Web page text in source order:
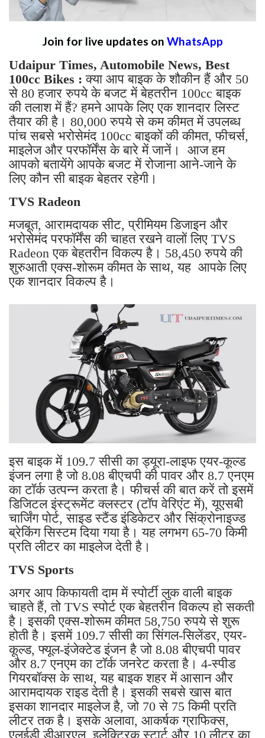
Join for live updates on WhatsApp
Udaipur Times, Automobile News, Best
100cc Bikes :क्या आप बाइक के शौकीन हैं और 50
से 80 हजार रुपये के बजट में बेहतरीन 100cc बाइक
की तलाश में हैं? हमने आपके लिए एक शानदार लिस्ट
तैयार की है। 80,000 रुपये से कम कीमत में उपलब्ध
पांच सबसे भरोसेमंद 100cc बाइकों की कीमत, फीचर्स,
माइलेज और परफॉर्मेंस के बारे में जानें। आज हम
आपको बतायेंगे आपके बजट में रोजाना आने-जाने के
लिए कौन सी बाइक बेहतर रहेगी।
TVS Radeon
मजबूत, आरामदायक सीट, प्रीमियम डिजाइन और
भरोसेमंद परफॉर्मेंस की चाहत रखने वालों लिए TVS
Radeon एक बेहतरीन विकल्प है। 58,450 रुपये की
शुरुआती एक्स-शोरूम कीमत के साथ, यह आपके लिए
एक शानदार विकल्प है।
इस बाइक में 109.7 सीसी का ड्यूरा-लाइफ एयर-कूल्ड
इंजन लगा है जो 8.08 बीएचपी की पावर और 8.7 एनएम
का टॉर्क उत्पन्न करता है। फीचर्स की बात करें तो इसमें
डिजिटल इंस्ट्रूमेंट क्लस्टर (टॉप वेरिएंट में), यूएसबी
चार्जिंग पोर्ट, साइड स्टैंड इंडिकेटर और सिंक्रोनाइज्ड
ब्रेकिंग सिस्टम दिया गया है। यह लगभग 65-70 किमी
प्रति लीटर का माइलेज देती है।
TVS Sports
अगर आप किफायती दाम में स्पोर्टी लुक वाली बाइक
चाहते हैं, तो TVS स्पोर्ट एक बेहतरीन विकल्प हो सकती
है। इसकी एक्स-शोरूम कीमत 58,750 रुपये से शुरू
होती है। इसमें 109.7 सीसी का सिंगल-सिलेंडर, एयर-
कूल्ड, फ्यूल-इंजेक्टेड इंजन है जो 8.08 बीएचपी पावर
और 8.7 एनएम का टॉर्क जनरेट करता है। 4-स्पीड
गियरबॉक्स के साथ, यह बाइक शहर में आसान और
आरामदायक राइड देती है। इसकी सबसे खास बात
इसका शानदार माइलेज है, जो 70 से 75 किमी प्रति
लीटर तक है। इसके अलावा, आकर्षक ग्राफिक्स,
एलईडी डीआरएल, इलेक्ट्रिक स्टार्ट और 10 लीटर का